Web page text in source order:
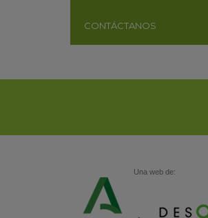
CONTÁCTANOS
Una web de: